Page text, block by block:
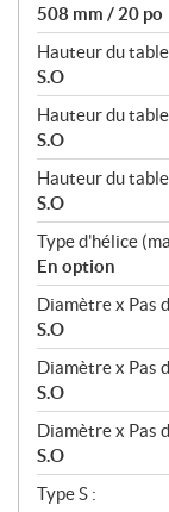
508 mm / 20 po
Hauteur du
S.O
Hauteur du
S.O
Hauteur du
S.O
Type d'hélice
En option
Diamètre x Pas
S.O
Diamètre x Pas
S.O
Diamètre x Pas
S.O
Type S :